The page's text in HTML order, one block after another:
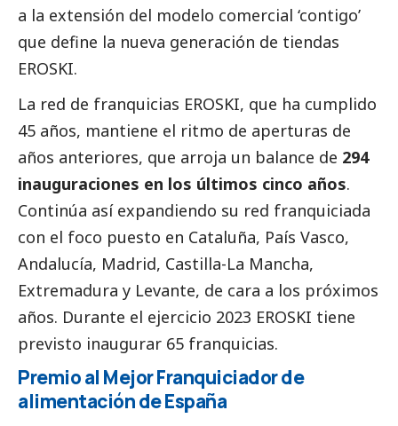
a la extensión del modelo comercial ‘contigo’
que define la nueva generación de tiendas
EROSKI.
La red de franquicias EROSKI, que ha cumplido
45 años, mantiene el ritmo de aperturas de
años anteriores, que arroja un balance de 294
inauguraciones en los últimos cinco años.
Continúa así expandiendo su red franquiciada
con el foco puesto en Cataluña, País Vasco,
Andalucía, Madrid, Castilla-La Mancha,
Extremadura y Levante, de cara a los próximos
años. Durante el ejercicio 2023 EROSKI tiene
previsto inaugurar 65 franquicias.
Premio al Mejor Franquiciador de
alimentación de España